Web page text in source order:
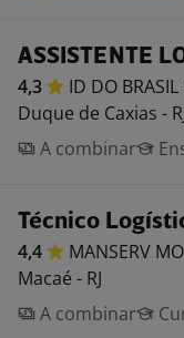
ASSISTENTE
4,3 ID DO BRASIL
Duque de Caxias -
A combinar
Técnico
4,4 MANSERV
Macaé - RJ
A combinar